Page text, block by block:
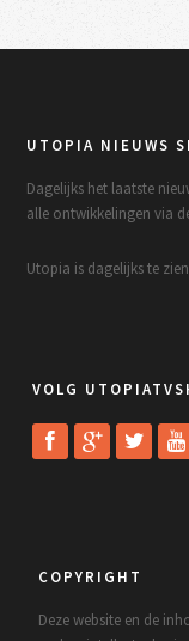
UTOPIA NIEUWS
Dagelijks het laatste
alle ontwikkelingen via
Utopia is dagelijks te zien
VOLG
COPYRIGHT
Deze website en de